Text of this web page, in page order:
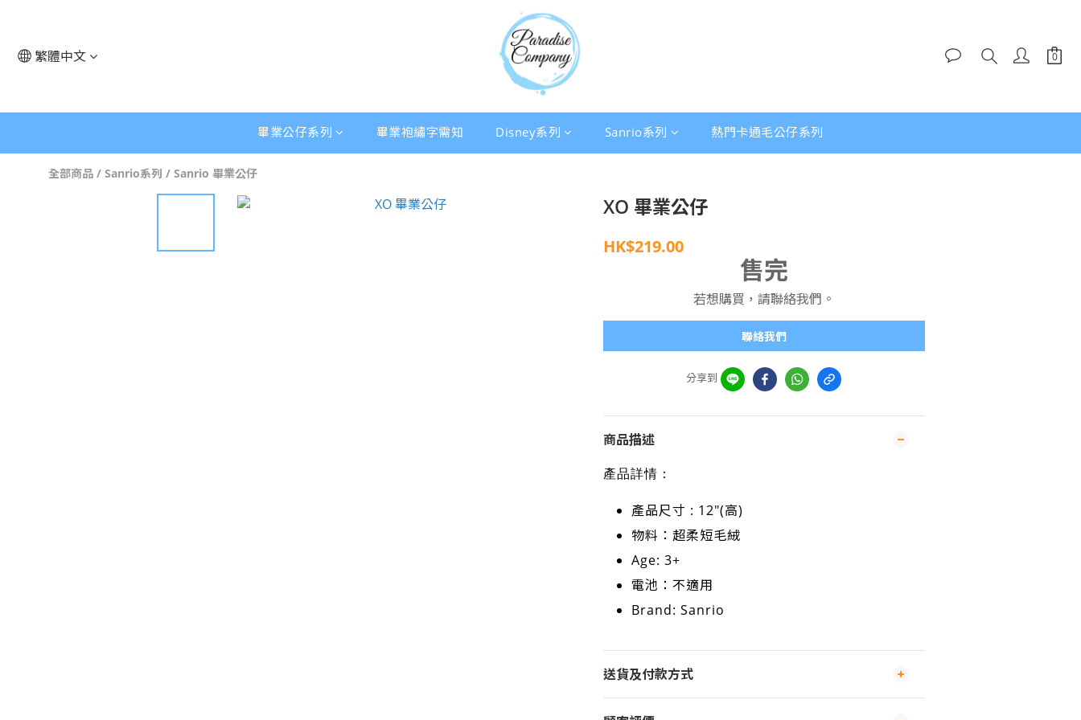
繁體中文
畢業公仔系列 畢業袍繡字需知 Disney系列 Sanrio系列 熱門卡通毛公仔系列
全部商品 / Sanrio系列 / Sanrio 畢業公仔
XO 畢業公仔
HK$219.00
售完
若想購買，請聯絡我們。
聯絡我們
分享到
商品描述
產品詳情：
產品尺寸 : 12"(高)
物料：超柔短毛絨
Age: 3+
電池：不適用
Brand: Sanrio
送貨及付款方式